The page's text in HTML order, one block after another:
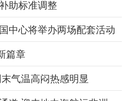
助标准调整
中心将举办两场配套活动
篇章
气温高闷热感明显